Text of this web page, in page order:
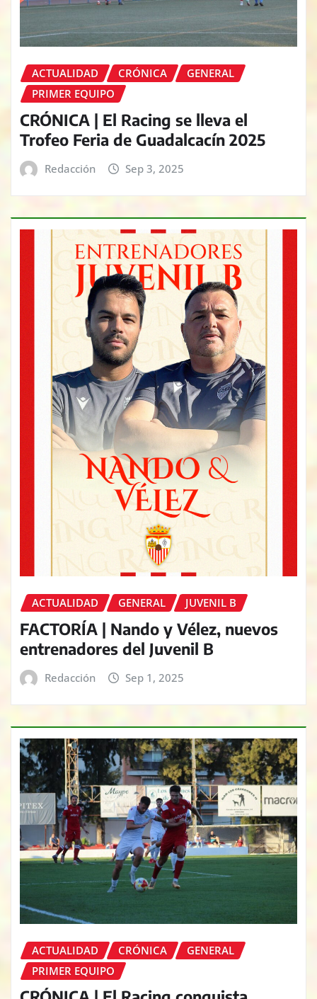
ACTUALIDAD CRÓNICA
GENERAL
PRIMER EQUIPO
CRÓNICA | El Racing se lleva el
Trofeo Feria de Guadalcacín 2025
Redacción Sep 3, 2025
ACTUALIDAD GENERAL JUVENIL B
FACTORÍA | Nando y Vélez, nuevos
entrenadores del Juvenil B
Redacción Sep 1, 2025
ACTUALIDAD CRÓNICA
GENERAL
PRIMER EQUIPO